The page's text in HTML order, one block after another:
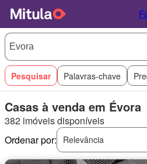
Pesquisar Palavras-chave
Casas à venda em Évora
382 imóveis disponíveis
Ordenar por:
Relevância